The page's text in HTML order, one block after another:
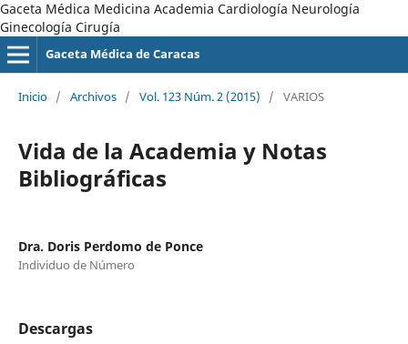
Gaceta Médica Medicina Academia Cardiología Neurología
Ginecología Cirugía
Gaceta Médica de Caracas
Inicio / Archivos / Vol. 123 Núm. 2 (2015) / VARIOS
Vida de la Academia y Notas
Bibliográficas
Dra. Doris Perdomo de Ponce
Individuo de Número
Descargas